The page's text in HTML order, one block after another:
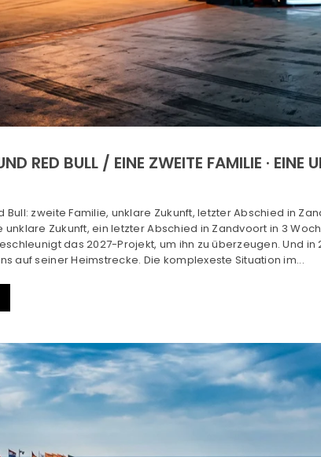
RED BULL / EINE ZWEITE FAMILIE · EINE
Bull: zweite Familie, unklare Zukunft, letzter Abschied in
unklare Zukunft, ein letzter Abschied in Zandvoort in 3
das 2027-Projekt, um ihn zu überzeugen. Und
auf seiner Heimstrecke. Die komplexeste Situation im...